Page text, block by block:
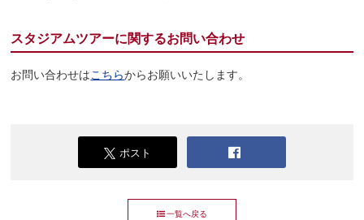
スタジアムツアーに関するお問い合わせ
お問い合わせはこちらからお願いいたします。
ポスト
一覧へ戻る